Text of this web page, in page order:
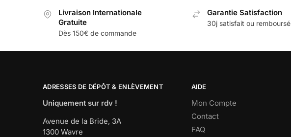
Livraison Internationale
Gratuite
Dès 150€ de commande
Garantie Satisfaction
30j satisfait ou remboursé
ADRESSES DE DÉPÔT & ENLÈVEMENT
Uniquement sur rdv !
Avenue de la Bride, 3A
1300 Wavre
AIDE
Mon Compte
Contact
FAQ